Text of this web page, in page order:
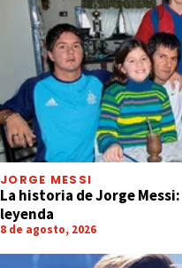
JORGE MESSI
La historia de Jorge
leyenda
8 de agosto, 2026